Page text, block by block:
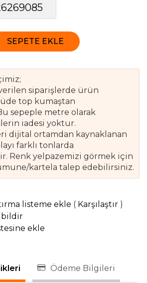
SEPETE EKLE
siparişlerde ürün
top kumaştan
sepeple metre olarak
iadesi yoktur.
dijital ortamdan kaynaklanan
farklı tonlarda
Renk yelpazemizi görmek için
kartela talep edebilirsiniz.
listeme ekle ( Karşılaştır)
bildir
ekle
Ödeme Bilgileri